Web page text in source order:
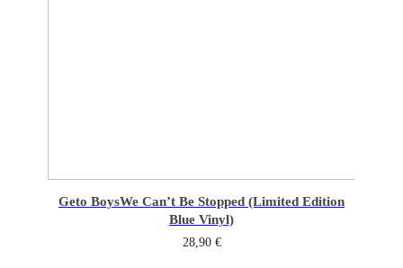
Geto BoysWe Can’t Be Stopped (Limited Edition
Blue Vinyl)
28,90 €